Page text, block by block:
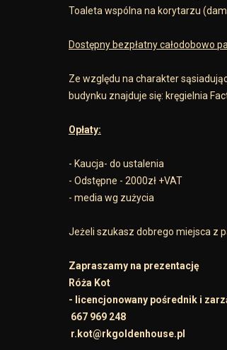
Toaleta wspólna na korytarzu
Dostępny bezpłatny całodobowo
Ze względu na charakter
budynku znajduje się: kręgielnia
Opłaty:
- Kaucja- do ustalenia
- Odstępne - 2000zł +VAT
- media wg zużycia
Jeżeli szukasz dobrego miejsca z
Zapraszamy na prezentację
Róża Kot
- licencjonowany pośrednik i
667 969 248
r.kot@rkgoldenhouse.pl